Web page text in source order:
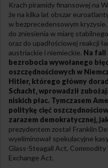
Krach piramidy finansowej na
że na kilka lat obszar
w bezprecedensowym
do zniesienia w miarę
oraz do upadłościowej reakcji
austriackie i niemieckie. Na
bezrobocia wywołanego
oszczędnościowych w
Hitler, którego główny
Schacht, wprowadził
niskich płac. Tymczasem
politykę cięć
zarazem demokratycznej,
prezydentem został Franklin
wyeliminował spekulacyjne
Glass-Steagall Act,
Exchange Act.